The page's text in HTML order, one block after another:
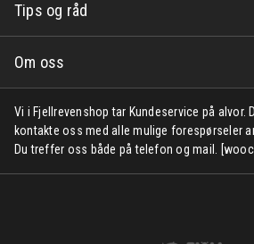
Tips og råd
Om oss
Vi i Fjellrevenshop tar Kundeservice på alvor.
kontakte oss med alle mulige forespørseler
Du treffer oss både på telefon og mail.